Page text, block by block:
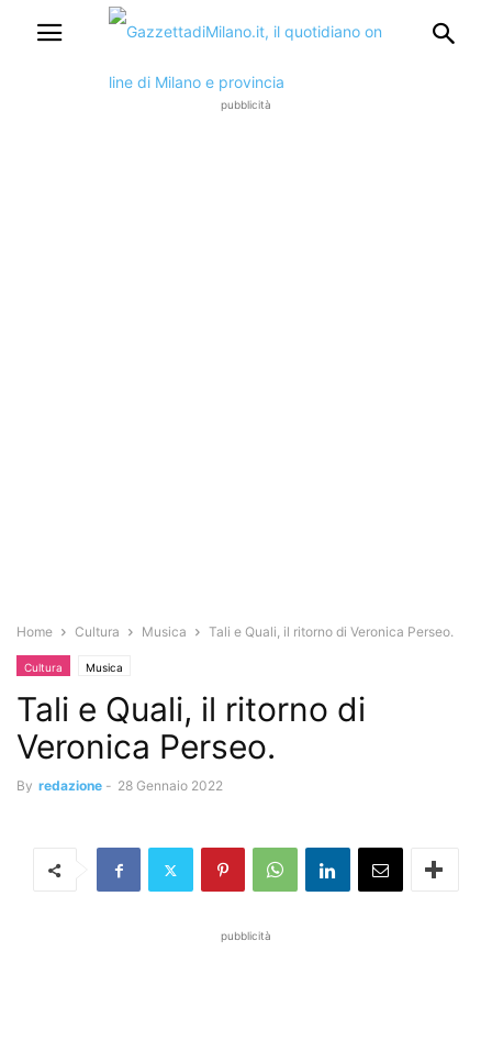
pubblicità
Home Cultura Musica Tali e Quali, il ritorno di Veronica Perseo.
Cultura Musica
Tali e Quali, il ritorno di
Veronica Perseo.
By redazione - 28 Gennaio 2022
pubblicità